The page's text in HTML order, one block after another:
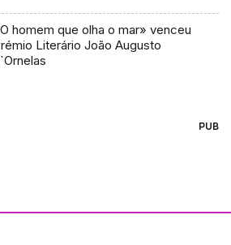
homem que olha o mar» venceu
Literário João Augusto
PUB